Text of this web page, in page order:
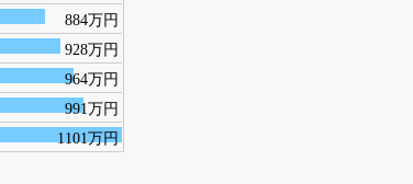
884万円
928万円
964万円
991万円
1101万円